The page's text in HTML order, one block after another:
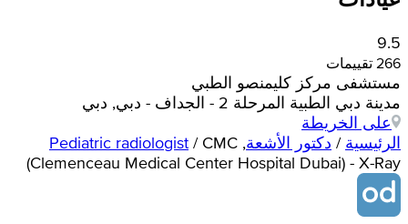
9.5
266 تقييمات
مستشفى مركز كليمنصو الطبي
مدينة دبي الطبية المرحلة 2 - الجداف - دبي, دبي
على الخريطة
الرئيسية / دكتور الأشعة,
Pediatric radiologist / CMC
(Clemenceau Medical Center Hospital Dubai) - X-Ray